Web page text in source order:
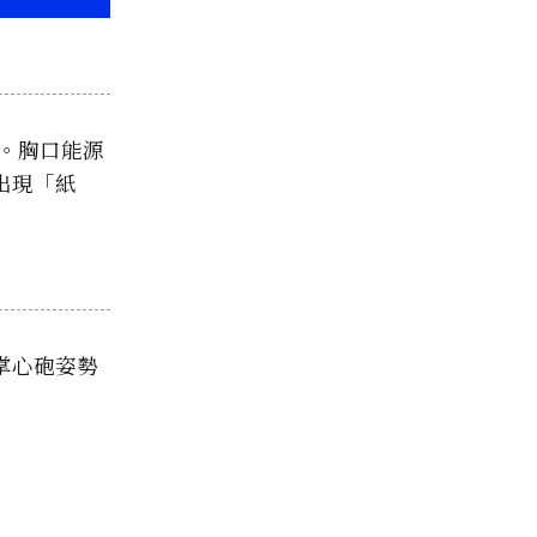
胸口能源
現「紙
心砲姿勢